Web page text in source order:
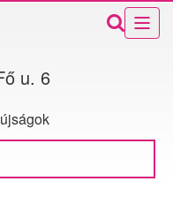
u. 6